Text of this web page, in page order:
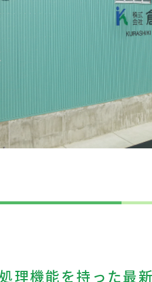
理機能を持った最